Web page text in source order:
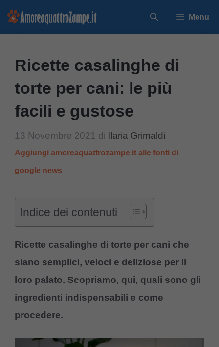
Vai
Menu
Ricette casalinghe di
torte per cani: le più
facili e gustose
13 Novembre 2021 di Ilaria Grimaldi
Aggiungi amoreaquattrozampe.it alle fonti di
google news
Indice dei contenuti
Ricette casalinghe di torte per cani che
siano semplici, veloci e deliziose per il
loro palato. Scopriamo, qui, quali sono gli
ingredienti indispensabili e come
procedere.